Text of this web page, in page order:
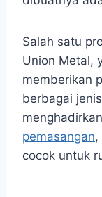
Salah satu
Union Metal,
memberikan
berbagai
pemasangan
cocok untuk